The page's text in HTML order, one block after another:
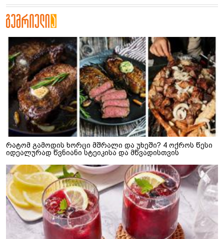
რატომ გამოდის ხორცი მშრალი და უხეში? 4 ოქროს წესი
იდეალურად წვნიანი სტეიკისა და მწვადისთვის